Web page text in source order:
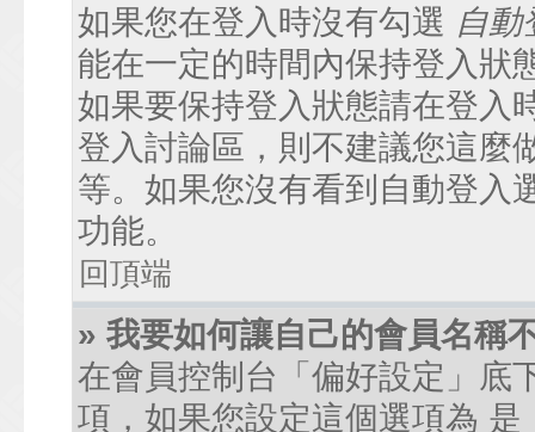
如果您在登入時沒有勾選 自動
能在一定的時間內保持登入狀
如果要保持登入狀態請在登入
登入討論區，則不建議您這麼
等。如果您沒有看到自動登入
功能。
回頂端
» 我要如何讓自己的會員名稱
在會員控制台「偏好設定」底
項，如果您設定這個選項為 是